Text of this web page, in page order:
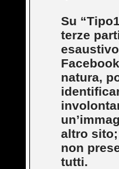
Su
terze
natura,
altro
non
tutti.